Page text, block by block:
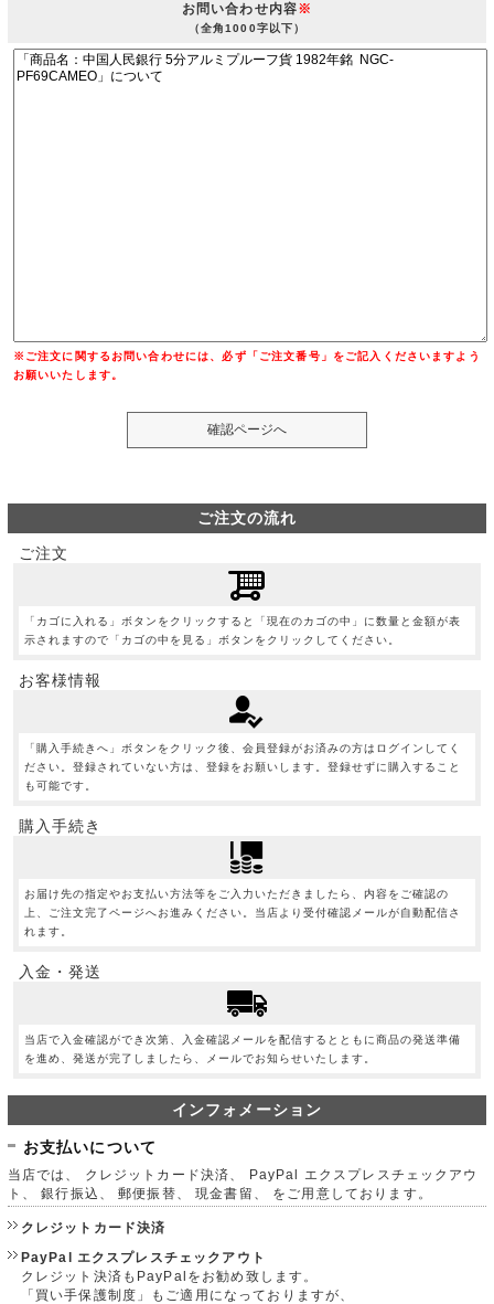
お問い合わせ内容※
（全角1000字以下）
※ご注文に関するお問い合わせには、必ず「ご注文番号」をご記入くださいますよう
お願いいたします。
ご注文の流れ
ご注文
「カゴに入れる」ボタンをクリックすると「現在のカゴの中」に数量と金額が表
示されますので「カゴの中を見る」ボタンをクリックしてください。
お客様情報
「購入手続きへ」ボタンをクリック後、会員登録がお済みの方はログインしてく
ださい。登録されていない方は、登録をお願いします。登録せずに購入すること
も可能です。
購入手続き
お届け先の指定やお支払い方法等をご入力いただきましたら、内容をご確認の
上、ご注文完了ページへお進みください。当店より受付確認メールが自動配信さ
れます。
入金・発送
当店で入金確認ができ次第、入金確認メールを配信するとともに商品の発送準備
を進め、発送が完了しましたら、メールでお知らせいたします。
インフォメーション
お支払いについて
当店では、 クレジットカード決済、 PayPal エクスプレスチェックアウ
ト、 銀行振込、 郵便振替、 現金書留、 をご用意しております。
クレジットカード決済
PayPal エクスプレスチェックアウト
クレジット決済もPayPalをお勧め致します。
「買い手保護制度」もご適用になっておりますが、